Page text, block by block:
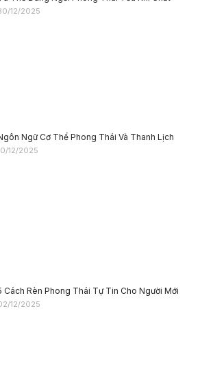
12/2025
Ngữ Cơ Thể Phong Thái Và Thanh Lịch
12/2025
Cách Rèn Phong Thái Tự Tin Cho Người Mới
12/2025